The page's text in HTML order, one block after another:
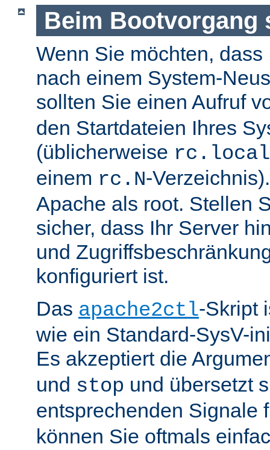
Beim Bootvorgang
Wenn Sie möchten,
nach einem System-
sollten Sie einen Aufruf
den Startdateien Ihres
(üblicherweise rc.local
einem rc.N-
Apache als root. Stellen
sicher, dass Ihr Server
und
konfiguriert ist.
Das apache2ctl-Skript
wie ein Standard-SysV-
Es akzeptiert die
und stop und übersetzt
entsprechenden Signale
können Sie oftmals